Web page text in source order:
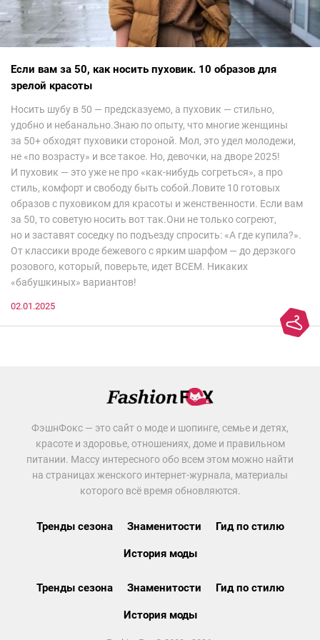
Если вам за 50, как носить пуховик. 10 образов для
зрелой красоты
Носить шубу в 50 — предсказуемо, а пуховик — стильно,
удобно и небанально.Знаю по опыту, что многие женщины
за 50+ обходят пуховики стороной. Мол, это удел молодежи,
не «по возрасту» и все такое. Но, девочки, на дворе 2025!
И пуховик — это уже не про «как-нибудь согреться», а про
стиль, комфорт и свободу быть собой.Ловите 10 готовых
образов с пуховиком для красоты и женственности. Если вам
за 50, то советую носить вот так.Они не только согреют,
но и заставят соседку по подъезду спросить: «А где купила?».
От классики вроде бежевого с ярким шарфом — до дерзкого
розового, который, поверьте, идет ВСЕМ. Никаких
«бабушкиных» вариантов!
02.01.2025
ФэшнФокс — это сайт о моде и шопинге, семье и детях,
красоте и здоровье, отношениях, доме и правильном
питании. Массу интересного обо всем этом можно найти
на страницах женского интернет-журнала, материалы
которого всё время обновляются.
Тренды сезона Знаменитости Гид по стилю
История моды
Тренды сезона Знаменитости Гид по стилю
История моды